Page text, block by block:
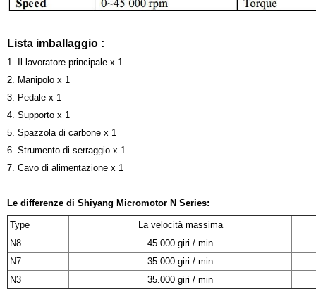
Lista imballaggio :
1. Il lavoratore principale x 1
2. Manipolo x 1
3. Pedale x 1
4. Supporto x 1
5. Spazzola di carbone x 1
6. Strumento di serraggio x 1
7. Cavo di alimentazione x 1
Le differenze di Shiyang Micromotor N Series:
Type
La velocità massima
N8
45.000 giri / min
N7
35.000 giri / min
N3
35.000 giri / min